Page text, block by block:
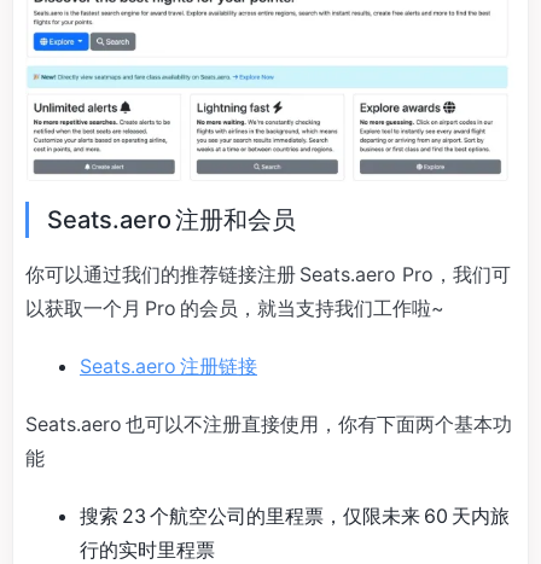
Seats.aero 注册和会员
你可以通过我们的推荐链接注册 Seats.aero Pro，我们可
以获取一个月 Pro 的会员，就当支持我们工作啦~
Seats.aero 注册链接
Seats.aero 也可以不注册直接使用，你有下面两个基本功
能
搜索 23 个航空公司的里程票，仅限未来 60 天内旅
行的实时里程票